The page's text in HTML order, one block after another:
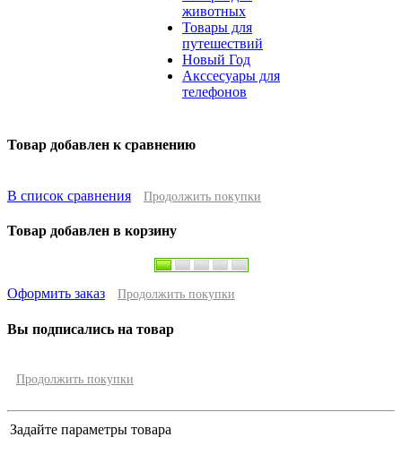
животных
Товары для
путешествий
Новый Год
Акссесуары для
телефонов
Товар добавлен к сравнению
В список сравнения Продолжить покупки
Товар добавлен в корзину
Оформить заказ Продолжить покупки
Вы подписались на товар
Продолжить покупки
Задайте параметры товара